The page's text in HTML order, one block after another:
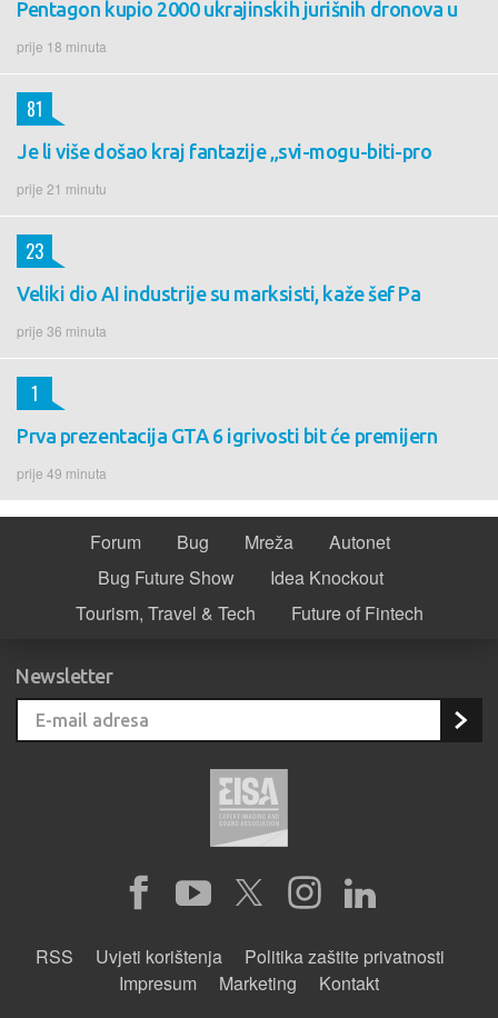
Pentagon kupio 2000 ukrajinskih jurišnih dronova u
prije 18 minuta
Je li više došao kraj fantazije „svi-mogu-biti-pro
prije 21 minutu
81
Veliki dio AI industrije su marksisti, kaže šef Pa
prije 36 minuta
23
Prva prezentacija GTA 6 igrivosti bit će premijern
prije 49 minuta
1
Forum Bug Mreža
Autonet
Bug Future Show
Idea Knockout
Tourism, Travel & Tech
Future of Fintech
Newsletter
RSS Uvjeti korištenja
Politika zaštite privatnosti
Impresum
Marketing Kontakt